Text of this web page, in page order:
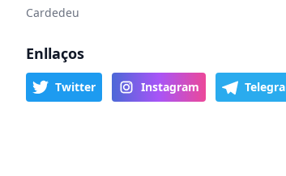
Cardedeu
Enllaços
Twitter Instagram